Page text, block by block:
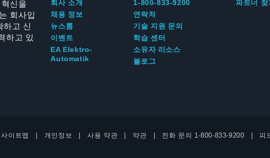
신을
회사입
하고 신
하고 있
회사 소개
채용 정보
뉴스룸
이벤트
EA Elektro-
Automatik
1-800-833-9200
연락처
기술 지원 문의
학습 센터
소유자 리소스
블로그
파트너 찾
사이트맵 개인정보 사용 약관 약관 전화 문의 1-800-833-9200 피